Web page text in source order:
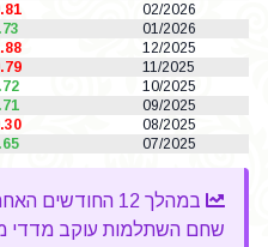
02/2026
01/2026
12/2025
11/2025
10/2025
09/2025
08/2025
07/2025
במהלך 12
שחם השתלמות עוקב מדדי